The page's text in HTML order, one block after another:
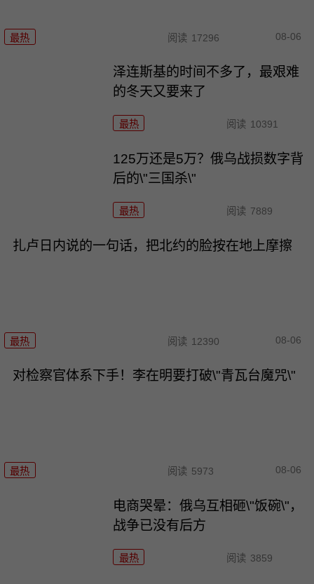
最热 阅读 17296 08-06
泽连斯基的时间不多了，最艰难
的冬天又要来了
最热 阅读 10391
125万还是5万？俄乌战损数字背
后的\"三国杀\"
最热 阅读 7889
扎卢日内说的一句话，把北约的脸按在地上摩擦
最热 阅读 12390 08-06
对检察官体系下手！李在明要打破\"青瓦台魔咒\"
最热 阅读 5973 08-06
电商哭晕：俄乌互相砸\"饭碗\"，
战争已没有后方
最热 阅读 3859